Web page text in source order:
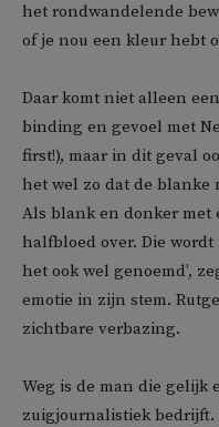
het rondwandelende
of je nou een kleur hebt
Daar komt niet alleen
binding en gevoel met
first!), maar in dit geval
het wel zo dat de blanke
Als blank en donker met
halfbloed over. Die
het ook wel genoemd’,
emotie in zijn stem.
zichtbare verbazing.
Weg is de man die gelijk
zuigjournalistiek bedrijft.